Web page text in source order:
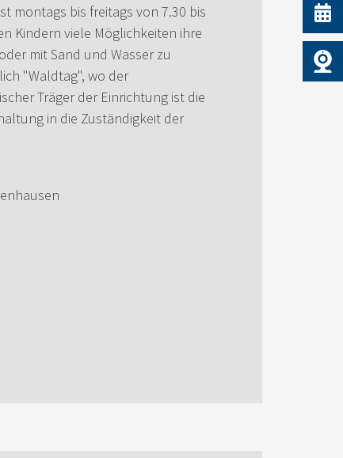
montags bis freitags von 7.30 bis
Kindern viele Möglichkeiten ihre
mit Sand und Wasser zu
"Waldtag", wo der
Träger der Einrichtung ist die
in die Zuständigkeit der